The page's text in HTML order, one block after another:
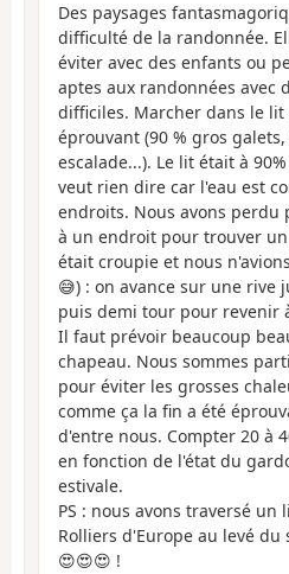
Des paysages
difficulté de la randonnée.
éviter avec des enfants ou
aptes aux randonnées avec
difficiles. Marcher dans le
éprouvant (90 % gros galets,
escalade...). Le lit était à
veut rien dire car l'eau est
endroits. Nous avons
à un endroit pour trouver un
était croupie et nous
😅) : on avance sur une rive
puis demi tour pour revenir
Il faut prévoir beaucoup
chapeau. Nous sommes
pour éviter les grosses
comme ça la fin a été
d'entre nous. Compter 20 à
en fonction de l'état du
estivale.
PS : nous avons traversé
Rolliers d'Europe au levé
😍😍😍 !